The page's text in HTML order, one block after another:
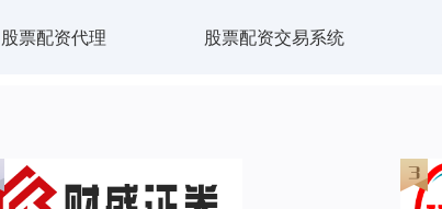
股票配资代理 股票配资交易系统